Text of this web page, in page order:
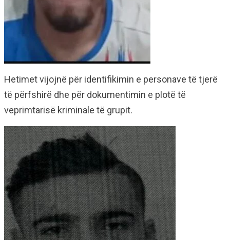
Hetimet vijojnë për identifikimin e personave të tjerë
të përfshirë dhe për dokumentimin e plotë të
veprimtarisë kriminale të grupit.